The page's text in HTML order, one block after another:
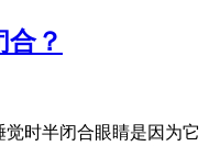
？
时半闭合眼睛是因为它